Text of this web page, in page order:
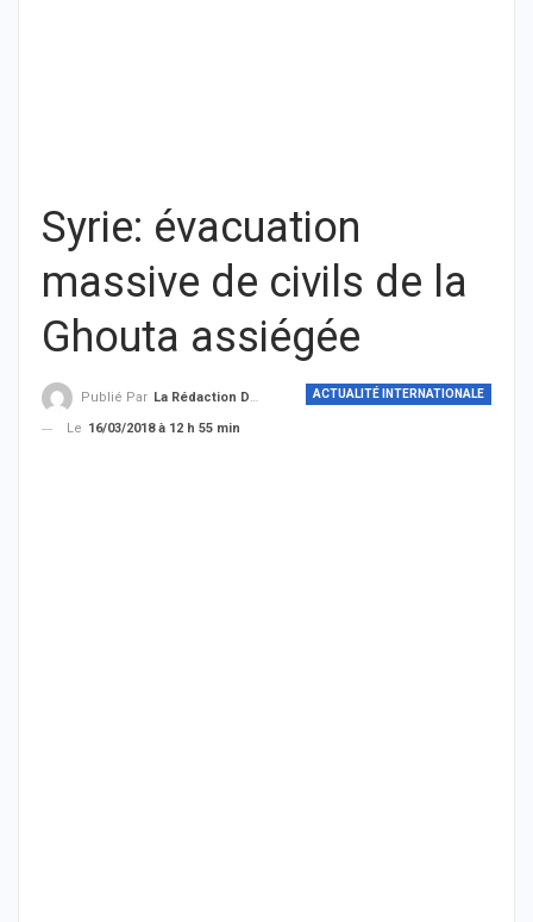
Syrie: évacuation
massive de civils de la
Ghouta assiégée
ACTUALITÉ INTERNATIONALE
Publié Par La Rédaction De THIEYSENEGAL.com
Le 16/03/2018 à 12 h 55 min